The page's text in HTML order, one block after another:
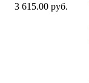
3 615.00 руб.